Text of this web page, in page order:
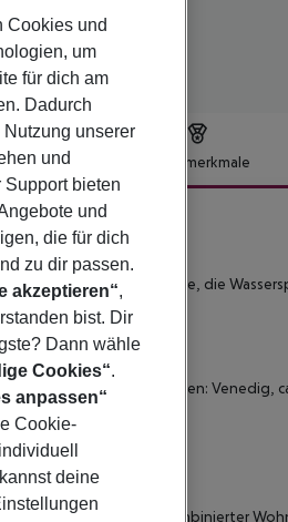
Hotelmerkmale
Cavallino: Perfekt für alle, die
ca. 5 km - zum Flughafen: Venedig,
Schlafzimmer, kombinierter
Cookies und
um
für dich am
Dadurch
unserer
und
Support bieten
und
die für dich
zu dir passen.
akzeptieren“,
bist. Dir
Dann wähle
Cookies“.
anpassen“
Cookie-
deine